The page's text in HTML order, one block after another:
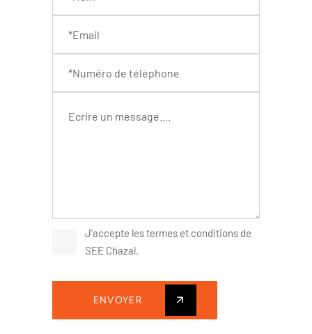
J'accepte les termes et conditions de
SEE Chazal.
ENVOYER